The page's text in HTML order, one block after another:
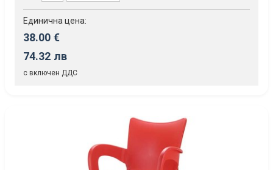
Единична цена:
38.00 €
74.32 лв
с включен ДДС